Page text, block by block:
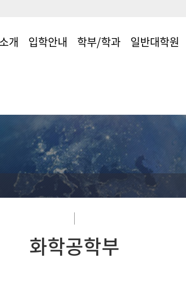
개 입학안내 학부/학과 일반대학원
화학공학부